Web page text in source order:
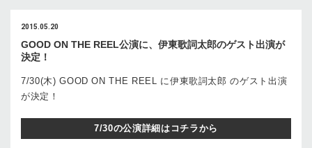
2015.05.20
GOOD ON THE REEL公演に、伊東歌詞太郎のゲスト出演が
決定！
7/30(木) GOOD ON THE REEL に伊東歌詞太郎 のゲスト出演
が決定！
7/30の公演詳細はコチラから